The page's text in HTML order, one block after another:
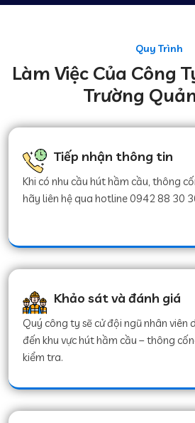
Quy Trình
Làm Việc Của Công
Trường
Tiếp nhận thông tin
Khi có nhu cầu hút hầm cầu, thông
hãy liên hệ qua hotline 0942 88 30
Khảo sát và đánh giá
Quý công ty sẽ cử đội ngũ nhân viên
đến khu vực hút hầm cầu – thông
kiểm tra.